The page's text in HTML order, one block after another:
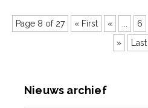
Page 8 of 27 « First « 6
»
Nieuws archief